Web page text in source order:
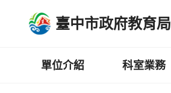
臺中市政府教育局
單位介紹 科室業務